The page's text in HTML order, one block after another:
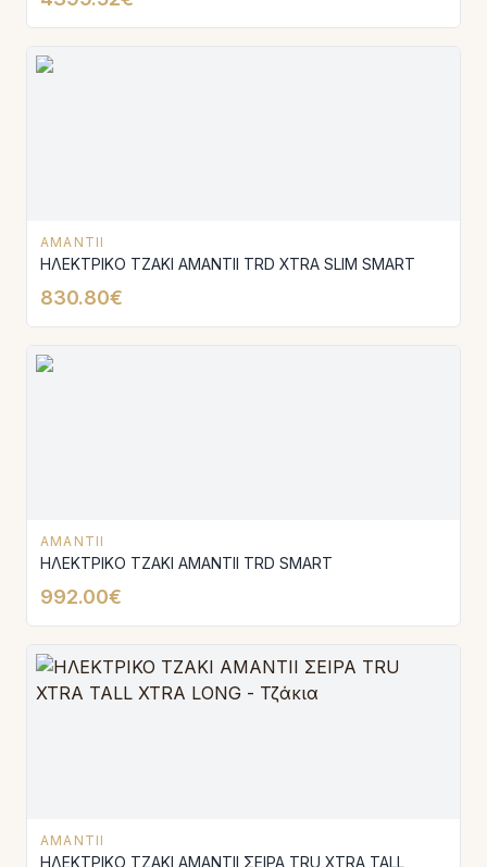
AMANTII
ΗΛΕΚΤΡΙΚΟ ΤΖΑΚΙ AMANTΙI TRD XTRA SLIM SMART
830.80€
AMANTII
ΗΛΕΚΤΡΙΚΟ ΤΖΑΚΙ AMANTΙI TRD SMART
992.00€
AMANTII
ΗΛΕΚΤΡΙΚΟ ΤΖΑΚΙ AMANTΙI ΣΕΙΡΑ TRU XTRA TALL